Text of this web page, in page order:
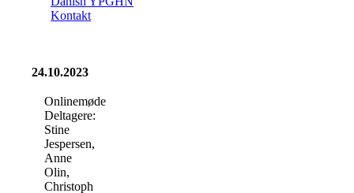
Kontakt
24.10.2023
Onlinemøde
Deltagere:
Stine
Jespersen,
Anne
Olin,
Christoph